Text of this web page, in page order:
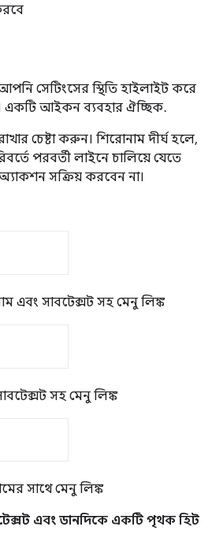
সেটিংসের স্থিতি হাইলাইট করে
একটি আইকন ব্যবহার ঐচ্ছিক.
চেষ্টা করুন। শিরোনাম দীর্ঘ হলে,
পরবর্তী লাইনে চালিয়ে যেতে
অ্যাকশন সক্রিয় করবেন না।
এবং সাবটেক্সট সহ মেনু লিঙ্ক
সহ মেনু লিঙ্ক
সাথে মেনু লিঙ্ক
এবং ডানদিকে একটি পৃথক হিট